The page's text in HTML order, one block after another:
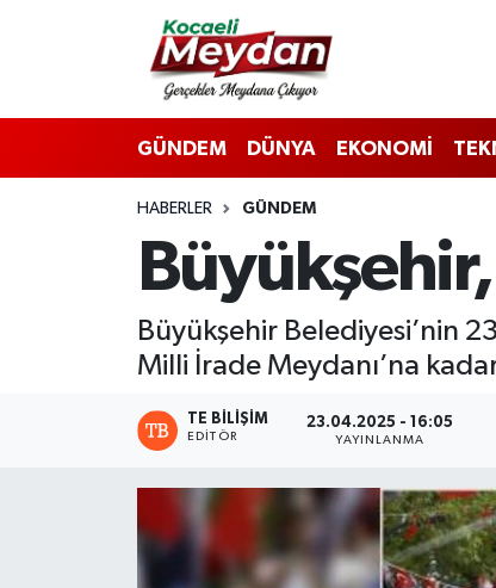
GÜNDEM DÜNYA EKONOMİ
HABERLER GÜNDEM
Büyükşehir Belediyesi’nin
Milli İrade Meydanı’na
TE BILIŞIM
EDITÖR
23.04.2025 - 16:05
YAYINLANMA
Nöbetçi Eczaneler
Hava Durumu
Trafik Durumu
Süper Lig Puan Durumu ve Fikstür
Tüm Manşetler
Haber Arşivi